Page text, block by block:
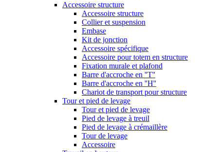
Accessoire structure
Accessoire structure
Collier et suspension
Embase
Kit de jonction
Accessoire spécifique
Accessoire pour totem en structure
Fixation murale et plafond
Barre d'accroche en ''T''
Barre d'accroche en ''H''
Chariot de transport pour structure
Tour et pied de levage
Tour et pied de levage
Pied de levage à treuil
Pied de levage à crémaillère
Tour de levage
Accessoire